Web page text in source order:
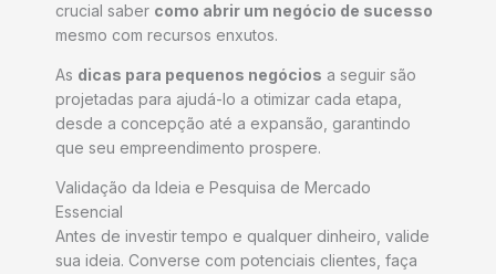
crucial saber como abrir um negócio de sucesso
mesmo com recursos enxutos.
As dicas para pequenos negócios a seguir são
projetadas para ajudá-lo a otimizar cada etapa,
desde a concepção até a expansão, garantindo
que seu empreendimento prospere.
Validação da Ideia e Pesquisa de Mercado
Essencial
Antes de investir tempo e qualquer dinheiro, valide
sua ideia. Converse com potenciais clientes, faça